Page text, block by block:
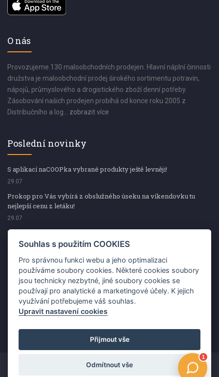
O nás
Provozujeme 130 maloobchodních prodejen. Hlavní náplní činnosti
družstva je maloobchodní prodej širokého sortimentu potravin,
nápojů, průmyslového a drogistického zboží denní potřeby.
Zásobování našich prodejen probíhá od konce roku 2005 z
Distribučního a log... zobrazit více
Poslední novinky
S aplikací naCOOPka vybrané produkty ještě levněji!
29.07
Prokop pro Vás vybírá z obslužného úseku na víkendovku tu
nejlepší cenu z letáku!
29.07
Prokop pro Vás vybírá z obslužného úseku na víkendovku tu
nejlepší cenu z letáku!
Kup špekáčky od Váhaly a vyhraj s naCOOPkou sekerku Fiskars
29.07
Prokop pro Vás vybírá na víkendovku ty nejlepší ceny z letáku!
29.07
Copyright ©2026 Jednota, spotřební družstvo v Hodoníně
Souhlas s použitím COOKIES
Pro správnou funkci webu a jeho optimalizaci
používáme soubory cookies. Některé cookies soubory
jsou technicky nezbytné, jiné soubory cookies se
používají pro analytické a marketingové účely. K jejich
využívání potřebujeme váš souhlas.
Upravit nastavení cookies
Přijmout vše
Odmítnout vše